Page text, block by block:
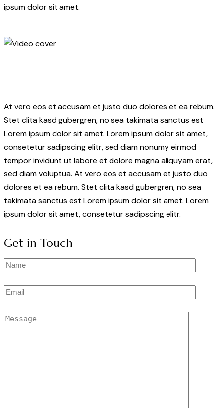
ipsum dolor sit amet.
At vero eos et accusam et justo duo dolores et ea rebum.
Stet clita kasd gubergren, no sea takimata sanctus est
Lorem ipsum dolor sit amet. Lorem ipsum dolor sit amet,
consetetur sadipscing elitr, sed diam nonumy eirmod
tempor invidunt ut labore et dolore magna aliquyam erat,
sed diam voluptua. At vero eos et accusam et justo duo
dolores et ea rebum. Stet clita kasd gubergren, no sea
takimata sanctus est Lorem ipsum dolor sit amet. Lorem
ipsum dolor sit amet, consetetur sadipscing elitr.
Get in Touch